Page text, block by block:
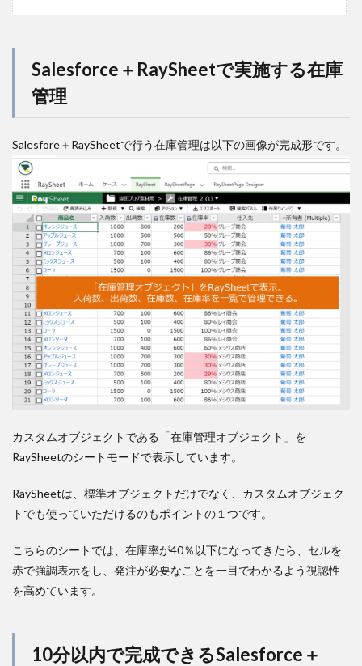
Salesforce＋RaySheetで実施する在庫
管理
Salesfore＋RaySheetで行う在庫管理は以下の画像が完成形です。
カスタムオブジェクトである「在庫管理オブジェクト」を
RaySheetのシートモードで表示しています。
RaySheetは、標準オブジェクトだけでなく、カスタムオブジェク
トでも使っていただけるのもポイントの１つです。
こちらのシートでは、在庫率が40％以下になってきたら、セルを
赤で強調表示をし、発注が必要なことを一目でわかるよう視認性
を高めています。
10分以内で完成できるSalesforce＋